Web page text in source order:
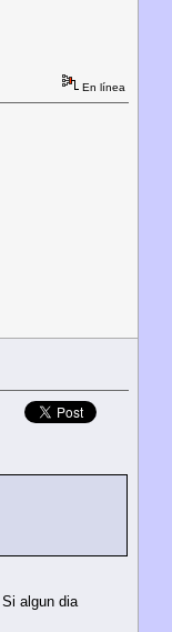
En línea
algun dia